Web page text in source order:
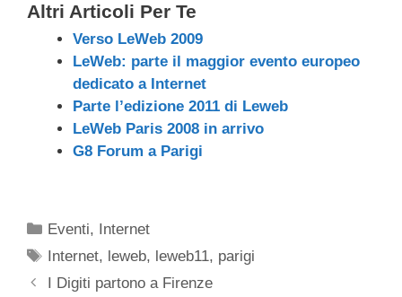
Altri Articoli Per Te
Verso LeWeb 2009
LeWeb: parte il maggior evento europeo
dedicato a Internet
Parte l’edizione 2011 di Leweb
LeWeb Paris 2008 in arrivo
G8 Forum a Parigi
Categorie
Eventi, Internet
Tag
Internet, leweb, leweb11, parigi
I Digiti partono a Firenze